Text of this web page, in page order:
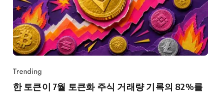
Trending
한 토큰이 7월 토큰화 주식 거래량 기록의 82%를